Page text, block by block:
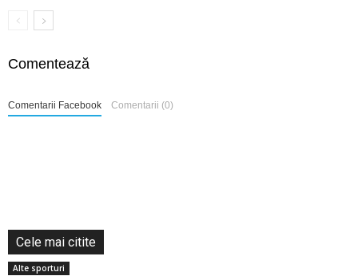
Comentează
Comentarii Facebook Comentarii (0)
Cele mai citite
Alte sporturi